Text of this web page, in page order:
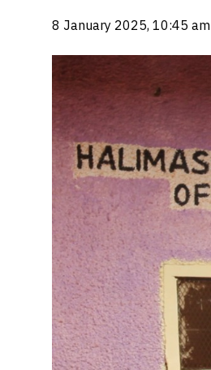
8 January 2025, 10:45 am